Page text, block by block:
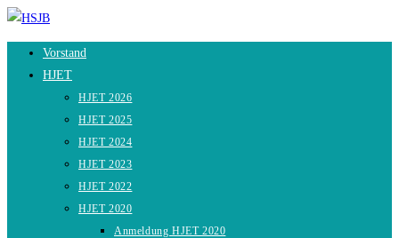
Zum
Inhalt
springen
Vorstand
HJET
HJET 2026
HJET 2025
HJET 2024
HJET 2023
HJET 2022
HJET 2020
Anmeldung HJET 2020